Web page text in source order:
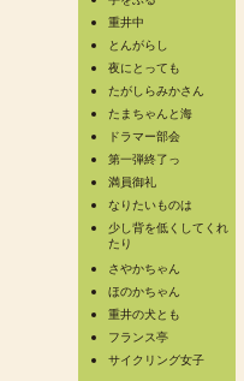
重井中
とんがらし
夜にとっても
たがしらみかさん
たまちゃんと海
ドラマー部会
第一弾終了っ
満員御礼
なりたいものは
少し背を低くしてくれ
たり
さやかちゃん
ほのかちゃん
重井の犬とも
フランス亭
サイクリング女子